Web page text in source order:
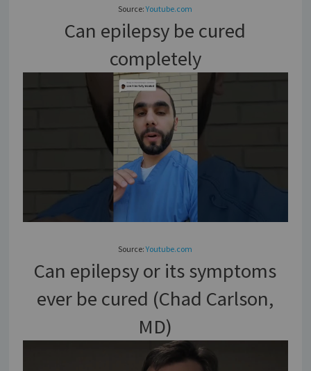
Source:Youtube.com
Can epilepsy be cured
completely
Source:Youtube.com
Can epilepsy or its symptoms
ever be cured (Chad Carlson,
MD)